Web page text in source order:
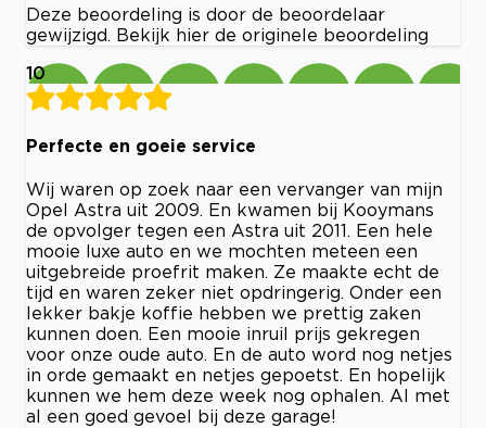
Deze beoordeling is door de beoordelaar
gewijzigd. Bekijk hier de originele beoordeling
10
Perfecte en goeie service
Wij waren op zoek naar een vervanger van mijn
Opel Astra uit 2009. En kwamen bij Kooymans
de opvolger tegen een Astra uit 2011. Een hele
mooie luxe auto en we mochten meteen een
uitgebreide proefrit maken. Ze maakte echt de
tijd en waren zeker niet opdringerig. Onder een
lekker bakje koffie hebben we prettig zaken
kunnen doen. Een mooie inruil prijs gekregen
voor onze oude auto. En de auto word nog netjes
in orde gemaakt en netjes gepoetst. En hopelijk
kunnen we hem deze week nog ophalen. Al met
al een goed gevoel bij deze garage!